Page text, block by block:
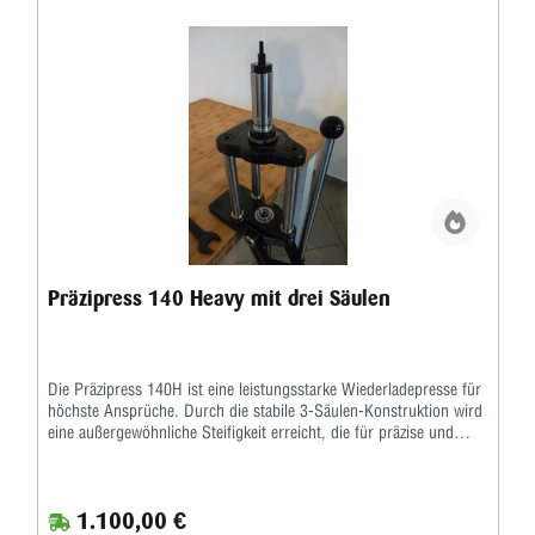
Präzipress 140 Heavy mit drei Säulen
Die Präzipress 140H ist eine leistungsstarke Wiederladepresse für
höchste Ansprüche. Durch die stabile 3-Säulen-Konstruktion wird
eine außergewöhnliche Steifigkeit erreicht, die für präzise und
Aufnahme in der Kopfplatte (1 ½ x 12 UNF) inklusive Adapter auf
1.100,00 €